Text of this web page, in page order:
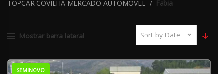
TOPCAR COVILHÃ MERCADO AUTOMOVEL Fabia
Mostrar barra lateral Sort by Date
SEMINOVO